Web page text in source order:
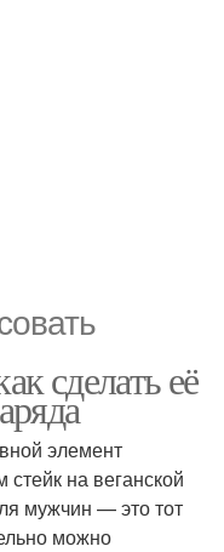
сделать её
элемент
на веганской
мужчин — это тот
можно